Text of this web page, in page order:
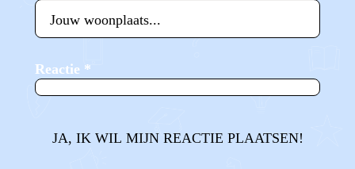
Reactie *
JA, IK WIL MIJN REACTIE PLAATSEN!